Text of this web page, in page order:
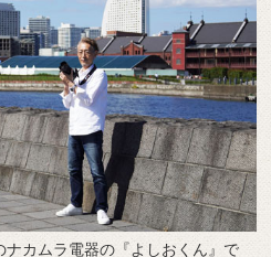
カムラ電器の『よしおくん』で